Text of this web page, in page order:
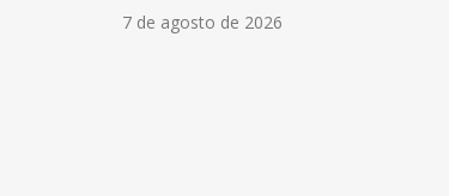
7 de agosto de 2026